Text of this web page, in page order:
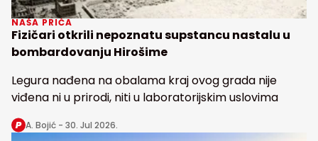
NAŠA PRIČA
Fizičari otkrili nepoznatu supstancu nastalu u
bombardovanju Hirošime
Legura nađena na obalama kraj ovog grada nije
viđena ni u prirodi, niti u laboratorijskim uslovima
A. Bojić - 30. Jul 2026.